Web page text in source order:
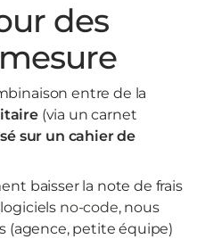
des
entre de la
(via un carnet
sur un cahier de
baisser la note de frais
no-code, nous
(agence, petite équipe)